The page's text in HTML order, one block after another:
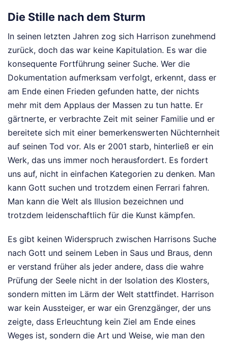
Die Stille nach dem Sturm
In seinen letzten Jahren zog sich Harrison zunehmend
zurück, doch das war keine Kapitulation. Es war die
konsequente Fortführung seiner Suche. Wer die
Dokumentation aufmerksam verfolgt, erkennt, dass er
am Ende einen Frieden gefunden hatte, der nichts
mehr mit dem Applaus der Massen zu tun hatte. Er
gärtnerte, er verbrachte Zeit mit seiner Familie und er
bereitete sich mit einer bemerkenswerten Nüchternheit
auf seinen Tod vor. Als er 2001 starb, hinterließ er ein
Werk, das uns immer noch herausfordert. Es fordert
uns auf, nicht in einfachen Kategorien zu denken. Man
kann Gott suchen und trotzdem einen Ferrari fahren.
Man kann die Welt als Illusion bezeichnen und
trotzdem leidenschaftlich für die Kunst kämpfen.
Es gibt keinen Widerspruch zwischen Harrisons Suche
nach Gott und seinem Leben in Saus und Braus, denn
er verstand früher als jeder andere, dass die wahre
Prüfung der Seele nicht in der Isolation des Klosters,
sondern mitten im Lärm der Welt stattfindet. Harrison
war kein Aussteiger, er war ein Grenzgänger, der uns
zeigte, dass Erleuchtung kein Ziel am Ende eines
Weges ist, sondern die Art und Weise, wie man den